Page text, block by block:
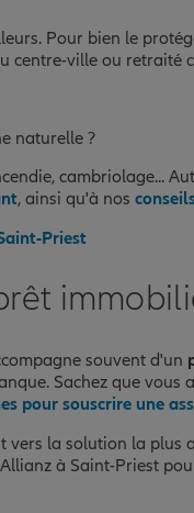
Pour bien le
ville ou retraité
naturelle ?
cambriolage...
, ainsi qu'à nos
Priest
souvent d'un
Sachez que vous
pour souscrire une
la solution la plus
à Saint-Priest